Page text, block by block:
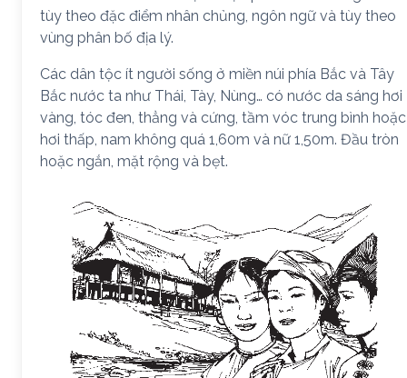
tùy theo đặc điểm nhân chủng, ngôn ngữ và tùy theo
vùng phân bố địa lý.
Các dân tộc ít người sống ở miền núi phía Bắc và Tây
Bắc nước ta như Thái, Tày, Nùng… có nước da sáng hơi
vàng, tóc đen, thẳng và cứng, tầm vóc trung bình hoặc
hơi thấp, nam không quá 1,60m và nữ 1,50m. Đầu tròn
hoặc ngắn, mặt rộng và bẹt.